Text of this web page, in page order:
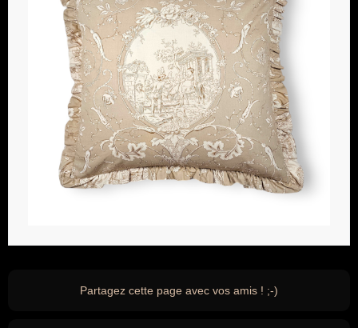
Partagez cette page avec vos amis ! ;-)